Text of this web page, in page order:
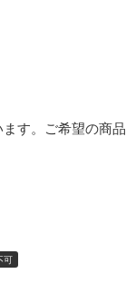
す。ご希望の商品